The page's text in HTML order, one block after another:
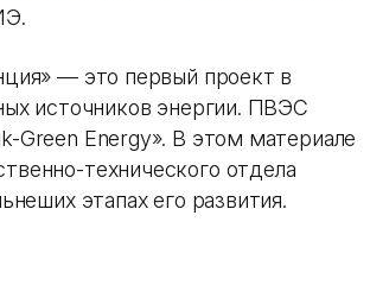
— это первый проект в
источников энергии. ПВЭС
Green Energy». В этом материале
технического отдела
этапах его развития.